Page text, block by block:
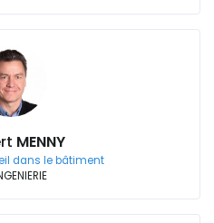
MENNY
dans le bâtiment